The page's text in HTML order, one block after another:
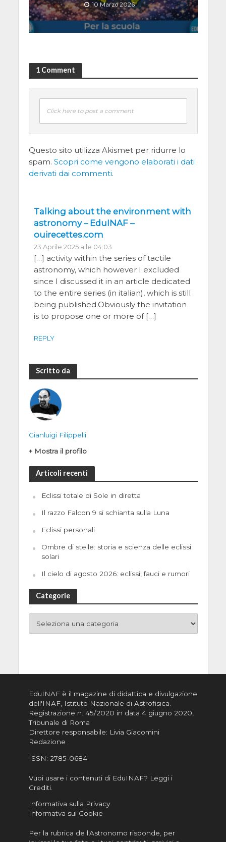
10 Marzo 2026
1 Comment
Click here to post a comment
Questo sito utilizza Akismet per ridurre lo
spam. Scopri come vengono elaborati i dati
derivati dai commenti.
Talking about the environment with
astronomy – EduINAF –
ouirecettes.com
23 Aprile 2025 alle 04:03
[…] activity within the series of tactile
astronomy, which however I excluded
since I discussed it in an article dedicated
to the entire series (in italian), which is still
being published.Obviously the invitation
is to propose one or more of […]
REPLY
Scritto da
Gianluigi Filippelli
+ Mostra il profilo
Articoli recenti
Eclissi totale di Sole in diretta
Il razzo Falcon 9 si schianta sulla Luna
Eclissi personali
Ombre di stelle: storia e scienza delle eclissi
solari
Il cielo di agosto 2026: eclissi, fauci e rumori
Categorie
EduINAF è il magazine di didattica e divulgazione
dell'INAF, Istituto Nazionale di Astrofisica.
Registrazione n. 45/2020 in data 4 giugno 2020,
Tribunale di Roma
Direttore responsabile: Livia Giacomini
Redazione
ISSN: 2785-0684
Vuoi usare i contenuti di EduINAF? Leggi i
Crediti.
Informativa sulla Privacy
Informatva sui Cookie
Per la rubrica de l'Astronomo risponde, per